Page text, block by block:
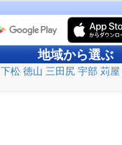
地域から選ぶ
下松 徳山 三田尻 宇部 苅屋